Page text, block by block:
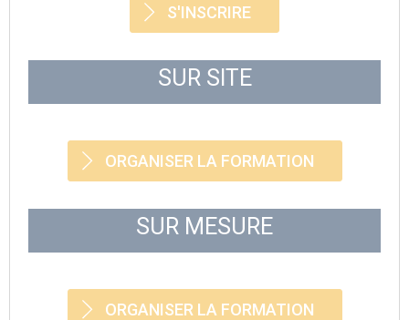
S'INSCRIRE
SUR SITE
ORGANISER LA FORMATION
SUR MESURE
ORGANISER LA FORMATION